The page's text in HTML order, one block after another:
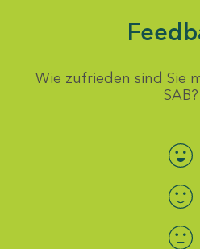
Wie zufrieden sind Sie
SAB?